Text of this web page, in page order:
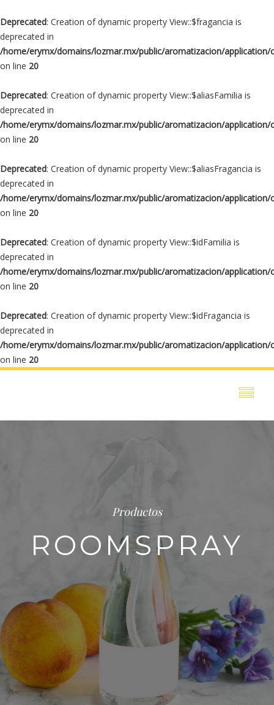
Deprecated: Creation of dynamic property View::$fragancia is
deprecated in
/home/erymx/domains/lozmar.mx/public/aromatizacion/application/
on line 20
Deprecated: Creation of dynamic property View::$aliasFamilia is
deprecated in
/home/erymx/domains/lozmar.mx/public/aromatizacion/application/
on line 20
Deprecated: Creation of dynamic property View::$aliasFragancia is
deprecated in
/home/erymx/domains/lozmar.mx/public/aromatizacion/application/
on line 20
Deprecated: Creation of dynamic property View::$idFamilia is
deprecated in
/home/erymx/domains/lozmar.mx/public/aromatizacion/application/
on line 20
Deprecated: Creation of dynamic property View::$idFragancia is
deprecated in
/home/erymx/domains/lozmar.mx/public/aromatizacion/application/
on line 20
Productos
ROOMSPRAY